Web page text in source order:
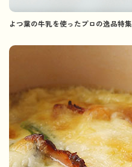
よつ葉の牛乳を使ったプロの逸品特集